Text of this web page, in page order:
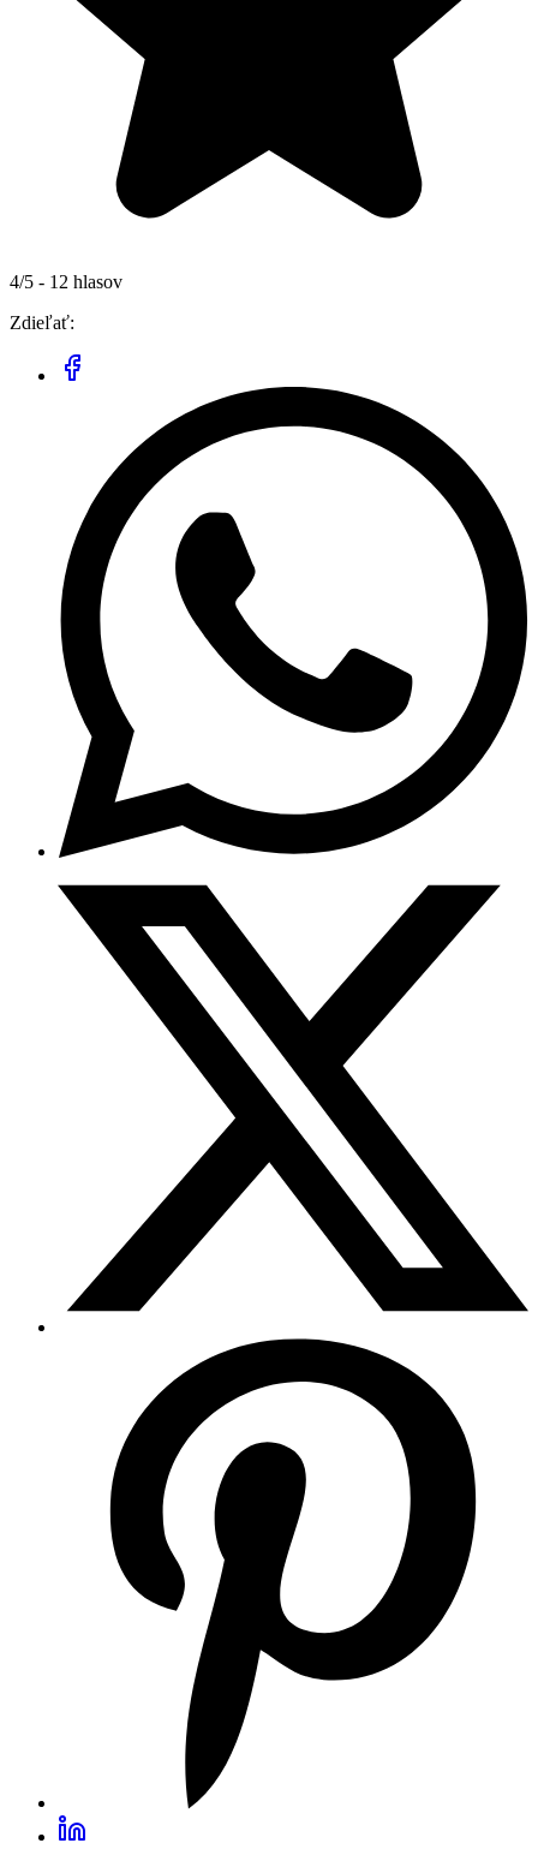
4/5 - 12 hlasov
Zdieľať: